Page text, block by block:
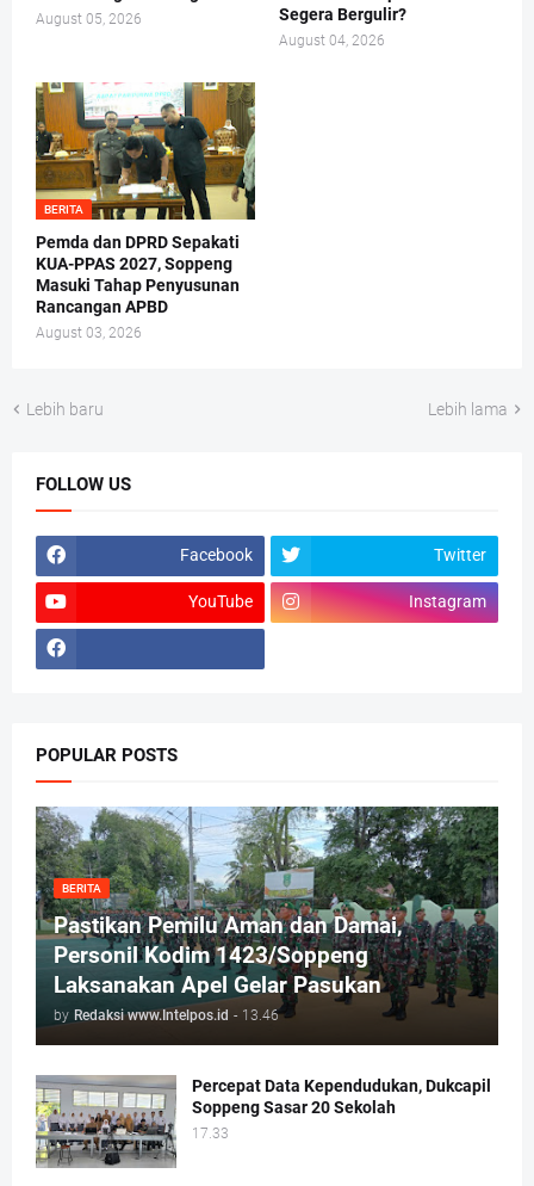
August 05, 2026
Segera Bergulir?
August 04, 2026
BERITA
Pemda dan DPRD Sepakati
KUA-PPAS 2027, Soppeng
Masuki Tahap Penyusunan
Rancangan APBD
August 03, 2026
Lebih baru Lebih lama
FOLLOW US
Facebook Twitter
YouTube Instagram
POPULAR POSTS
BERITA
Pastikan Pemilu Aman dan Damai,
Personil Kodim 1423/Soppeng
Laksanakan Apel Gelar Pasukan
by Redaksi www.Intelpos.id - 13.46
Percepat Data Kependudukan, Dukcapil
Soppeng Sasar 20 Sekolah
17.33